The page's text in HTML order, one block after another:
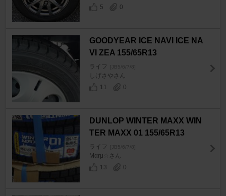
5
0
GOODYEAR ICE NAVI ICE NA
VI ZEA 155/65R13
ライフ [JB5/6/7/8]
しげさやさん
11
0
DUNLOP WINTER MAXX WIN
TER MAXX 01 155/65R13
ライフ [JB5/6/7/8]
Мαrμ☆さん
13
0